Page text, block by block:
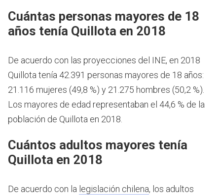
Cuántas personas mayores de 18
años tenía Quillota en 2018
De acuerdo con las proyecciones del INE, en 2018
Quillota tenía 42.391 personas mayores de 18 años:
21.116 mujeres (49,8 %) y 21.275 hombres (50,2 %).
Los mayores de edad representaban el 44,6 % de la
población de Quillota en 2018.
Cuántos adultos mayores tenía
Quillota en 2018
De acuerdo con la legislación chilena, los adultos